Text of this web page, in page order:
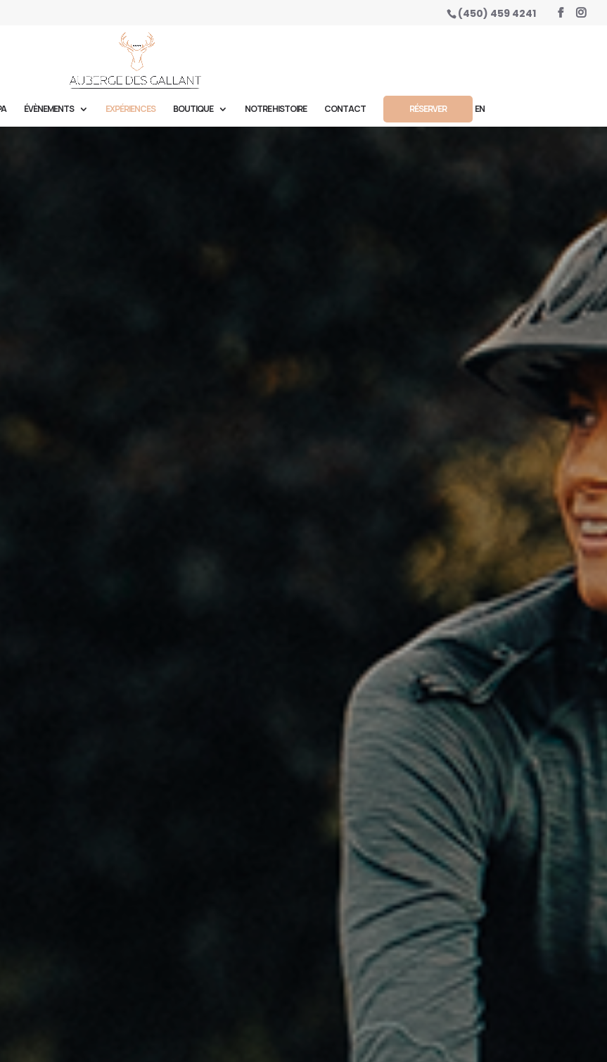
(450) 459 4241
ÉVÈNEMENTS EXPÉRIENCES BOUTIQUE NOTRE HISTOIRE CONTACT RÉSERVER EN